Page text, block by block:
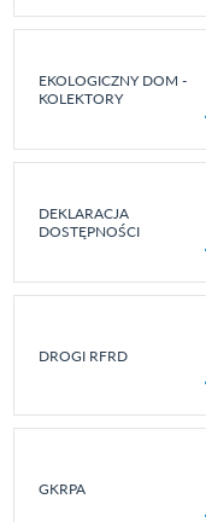
EKOLOGICZNY DOM -
KOLEKTORY
DEKLARACJA
DOSTĘPNOŚCI
DROGI RFRD
GKRPA